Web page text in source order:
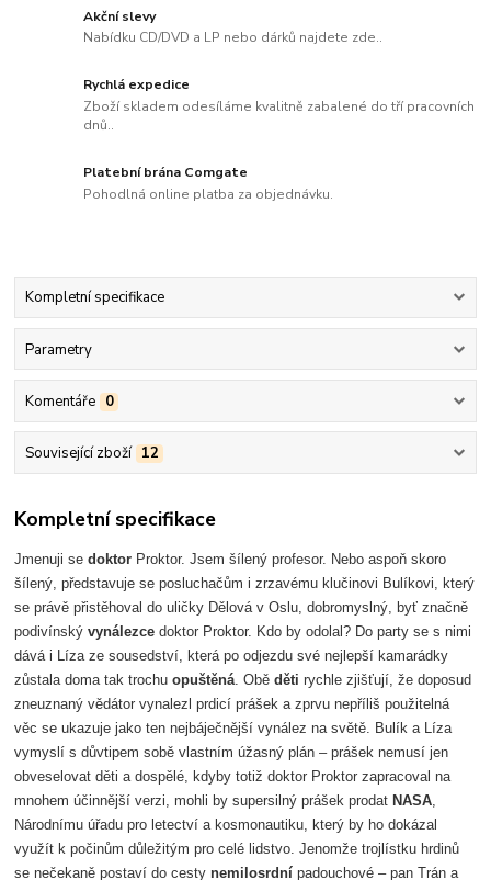
Akční slevy
Nabídku CD/DVD a LP nebo dárků najdete zde..
Rychlá expedice
Zboží skladem odesíláme kvalitně zabalené do tří pracovních
dnů..
Platební brána Comgate
Pohodlná online platba za objednávku.
Kompletní specifikace
Parametry
Komentáře 0
Související zboží 12
Kompletní specifikace
Jmenuji sedoktor Proktor. Jsem šílený profesor. Nebo aspoň skoro
šílený, představuje se posluchačům i zrzavému klučinovi Bulíkovi, který
se právě přistěhoval do uličky Dělová v Oslu, dobromyslný, byť značně
podivínskývynálezce doktor Proktor. Kdo by odolal? Do party se s nimi
dává i Líza ze sousedství, která po odjezdu své nejlepší kamarádky
zůstala doma tak trochuopuštěná . Oběděti rychle zjišťují, že doposud
zneuznaný vědátor vynalezl prdicí prášek a zprvu nepříliš použitelná
věc se ukazuje jako ten nejbáječnější vynález na světě. Bulík a Líza
vymyslí s důvtipem sobě vlastním úžasný plán – prášek nemusí jen
obveselovat děti a dospělé, kdyby totiž doktor Proktor zapracoval na
mnohem účinnější verzi, mohli by supersilný prášek prodatNASA
Národnímu úřadu pro letectví a kosmonautiku, který by ho dokázal
využít k počinům důležitým pro celé lidstvo. Jenomže trojlístku hrdinů
se nečekaně postaví do cestynemilosrdní padouchové – pan Trán a